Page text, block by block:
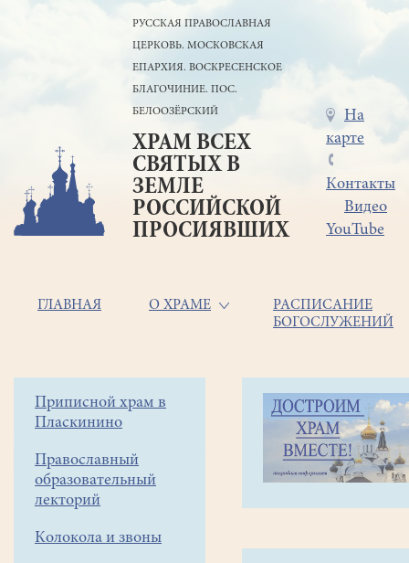
РУССКАЯ ПРАВОСЛАВНАЯ
ЦЕРКОВЬ. МОСКОВСКАЯ
ЕПАРХИЯ. ВОСКРЕСЕНСКОЕ
БЛАГОЧИНИЕ. ПОС.
БЕЛООЗЁРСКИЙ
ХРАМ ВСЕХ
СВЯТЫХ В
ЗЕМЛЕ
РОССИЙСКОЙ
ПРОСИЯВШИХ
Меню
в
шапке
На
карте
Контакты
Видео
YouTube
Основная
ГЛАВНАЯ О ХРАМЕ
РАСПИСАНИЕ
БОГОСЛУЖЕНИЙ
Боковое
меню
Приписной храм в
Пласкинино
Православный
образовательный
лекторий
Колокола и звоны
Строка
навигации
Детская